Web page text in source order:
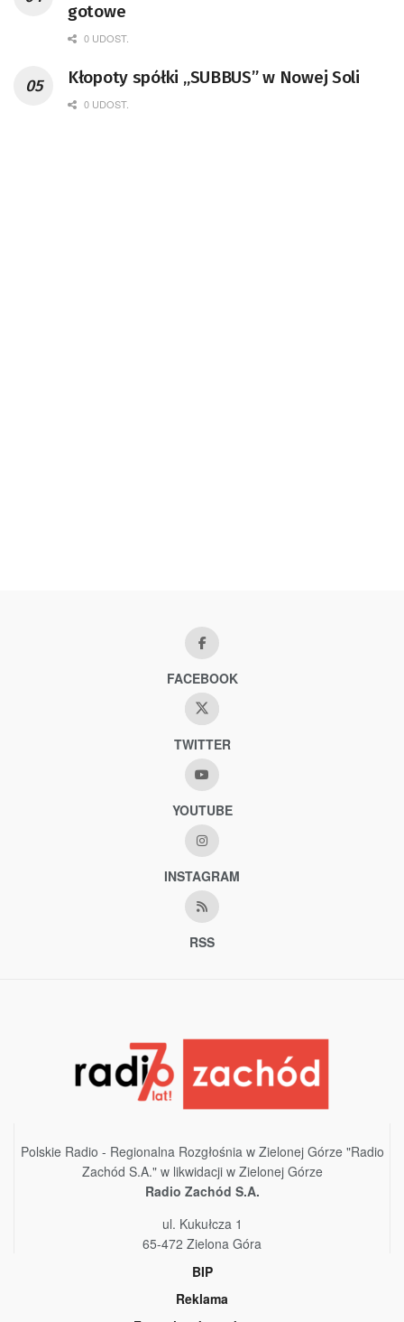
gotowe
0 UDOST.
Kłopoty spółki „SUBBUS” w Nowej Soli
0 UDOST.
FACEBOOK
TWITTER
YOUTUBE
INSTAGRAM
RSS
Polskie Radio - Regionalna Rozgłośnia w Zielonej Górze "Radio
Zachód S.A." w likwidacji w Zielonej Górze
Radio Zachód S.A.
ul. Kukułcza 1
65-472 Zielona Góra
BIP
Reklama